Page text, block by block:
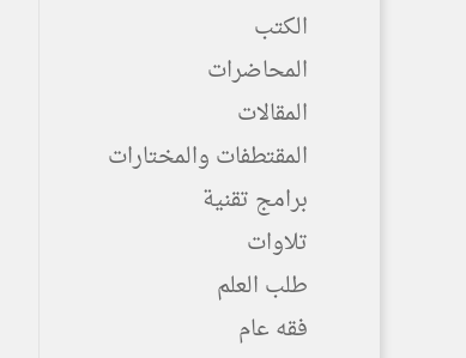
الكتب
المحاضرات
المقالات
المقتطفات والمختارات
برامج تقنية
تلاوات
طلب العلم
فقه عام